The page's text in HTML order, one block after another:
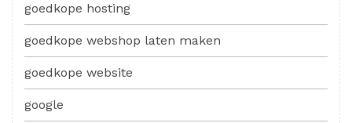
goedkope hosting
goedkope webshop laten maken
goedkope website
google